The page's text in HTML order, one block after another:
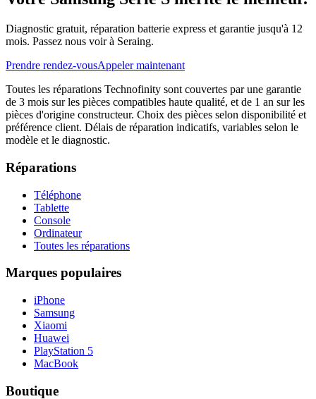
Diagnostic gratuit, réparation batterie express et garantie jusqu'à 12
mois. Passez nous voir à Seraing.
Prendre rendez-vousAppeler maintenant
Toutes les réparations Technofinity sont couvertes par une garantie
de 3 mois sur les pièces compatibles haute qualité, et de 1 an sur les
pièces d'origine constructeur. Choix des pièces selon disponibilité et
préférence client. Délais de réparation indicatifs, variables selon le
modèle et le diagnostic.
Réparations
Téléphone
Tablette
Console
Ordinateur
Toutes les réparations
Marques populaires
iPhone
Samsung
Xiaomi
Huawei
PlayStation 5
MacBook
Boutique